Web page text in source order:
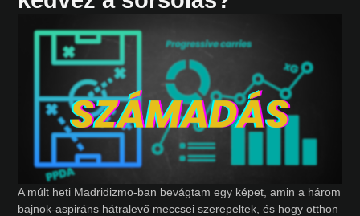
A múlt heti Madridizmo-ban bevágtam egy képet, amin a három
bajnok-aspiráns hátralevő meccsei szerepeltek, és hogy otthon